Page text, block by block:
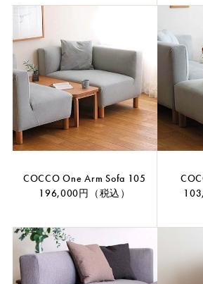
COCCO One Arm Sofa 105
196,000円（税込）